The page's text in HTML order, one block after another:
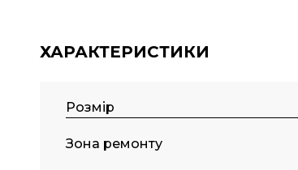
ХАРАКТЕРИСТИКИ
Розмір
Зона ремонту